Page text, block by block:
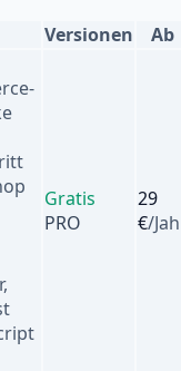
Versionen Ab
Gratis
PRO
29
€/